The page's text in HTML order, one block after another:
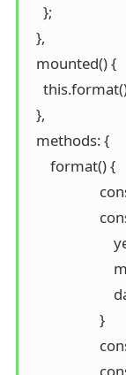
    };
  },
  mounted() {
  },
  methods: {
      format() {
                    }